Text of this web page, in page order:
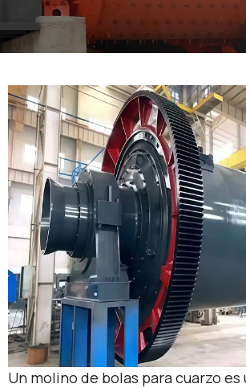
Un molino de bolas para cuarzo es